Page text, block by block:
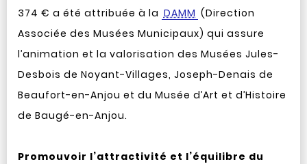
374 € a été attribuée à la DAMM (Direction
Associée des Musées Municipaux) qui assure
l’animation et la valorisation des Musées Jules-
Desbois de Noyant-Villages, Joseph-Denais de
Beaufort-en-Anjou et du Musée d’Art et d’Histoire
de Baugé-en-Anjou.
Promouvoir l’attractivité et l’équilibre du